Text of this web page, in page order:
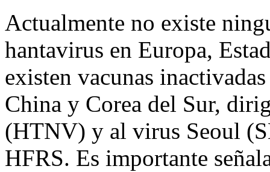
Actualmente no existe
hantavirus en Europa,
existen vacunas
China y Corea del Sur,
(HTNV) y al virus Seoul
HFRS. Es importante